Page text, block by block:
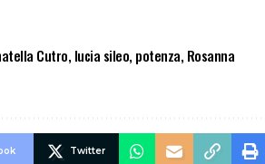
Cutro, lucia sileo, potenza, Rosanna
Twitter